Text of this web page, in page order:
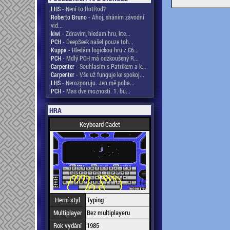
LHS- Není to HotRod?
Roberto Bruno- Ahoj, sháním závodní
vid...
kiwi - Zdravim, hledam hru, kte...
PCH- DeepSeek našel pouze toh...
Kuppa - Hledám logickou hru z C6...
PCH- Mdlý PCH má odzkoušený R...
Carpenter- Souhlasím s Patrikem a k...
Carpenter- Vše už funguje ke spokoj...
LHS- Nerozporuju. Jen mě poba...
PCH- Mas dve moznosti. 1. bu...
HRA
Keyboard Cadet
Herní styl
Typing
Multiplayer Bez multiplayeru
Rok vydání
1985